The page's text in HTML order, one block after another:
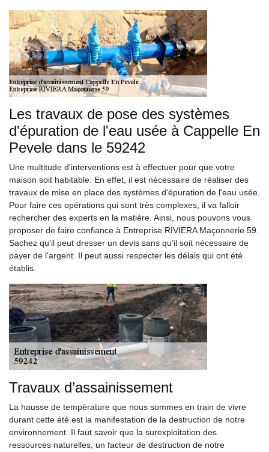
Les travaux de pose des systèmes
d'épuration de l'eau usée à Cappelle En
Pevele dans le 59242
Une multitude d'interventions est à effectuer pour que votre
maison soit habitable. En effet, il est nécessaire de réaliser des
travaux de mise en place des systèmes d'épuration de l'eau usée.
Pour faire ces opérations qui sont très complexes, il va falloir
rechercher des experts en la matière. Ainsi, nous pouvons vous
proposer de faire confiance à Entreprise RIVIERA Maçonnerie 59.
Sachez qu'il peut dresser un devis sans qu'il soit nécessaire de
payer de l'argent. Il peut aussi respecter les délais qui ont été
établis.
Travaux d’assainissement
La hausse de température que nous sommes en train de vivre
durant cette été est la manifestation de la destruction de notre
environnement. Il faut savoir que la surexploitation des
ressources naturelles, un facteur de destruction de notre